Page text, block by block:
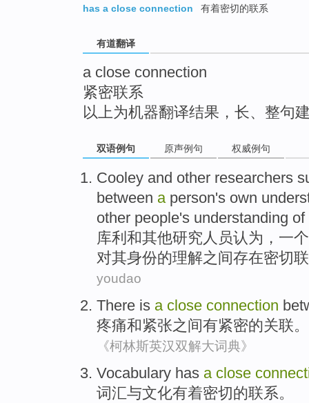
has a close connection
有着密切的联系
有道翻译
a close connection
紧密联系
以上为机器翻译结果，长、整句
双语例句 原声例句 权威例句
Cooley and other researchers
between a person's own
other people's understanding of
库利 和其他研究人员认为 ， 一个
对其身份的理解之间存在密切
youdao
There is a close connection
疼痛和紧张之间有紧密的关联。
《柯林斯英汉双解大词典》
Vocabulary has a close
词汇与文化有着密切的联系。